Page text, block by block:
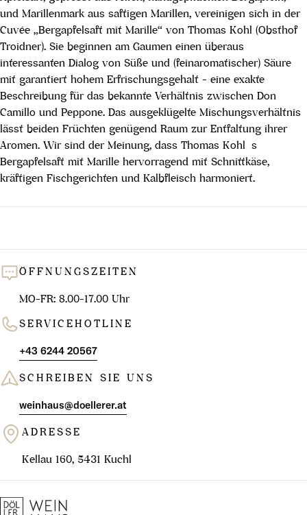
und Marillenmark aus saftigen Marillen, vereinigen sich in der
Cuvée „Bergapfelsaft mit Marille“ von Thomas Kohl (Obsthof
Troidner). Sie beginnen am Gaumen einen überaus
interessanten Dialog von Süße und (feinaromatischer) Säure
mit garantiert hohem Erfrischungsgehalt - eine exakte
Beschreibung für das bekannte Verhältnis zwischen Don
Camillo und Peppone. Das ausgeklügelte Mischungsverhältnis
lässt beiden Früchten genügend Raum zur Entfaltung ihrer
Aromen. Wir sind der Meinung, dass Thomas Kohl`s
Bergapfelsaft mit Marille hervorragend mit Schnittkäse,
kräftigen Fischgerichten und Kalbfleisch harmoniert.
ÖFFNUNGSZEITEN
MO-FR: 8.00-17.00 Uhr
SERVICEHOTLINE
+43 6244 20567
SCHREIBEN SIE UNS
weinhaus@doellerer.at
ADRESSE
Kellau 160, 5431 Kuchl